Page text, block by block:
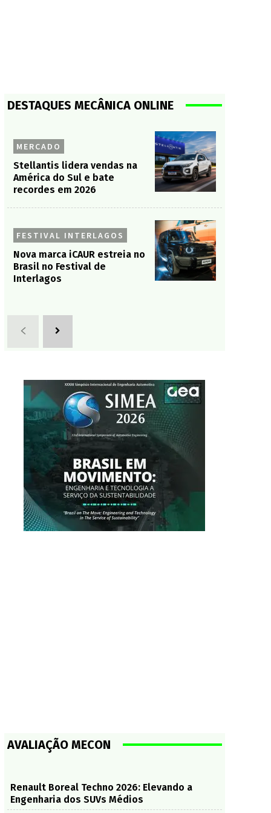
DESTAQUES MECÂNICA ONLINE
MERCADO
Stellantis lidera vendas na
América do Sul e bate
recordes em 2026
FESTIVAL INTERLAGOS
Nova marca iCAUR estreia no
Brasil no Festival de
Interlagos
AVALIAÇÃO MECON
Renault Boreal Techno 2026: Elevando a
Engenharia dos SUVs Médios